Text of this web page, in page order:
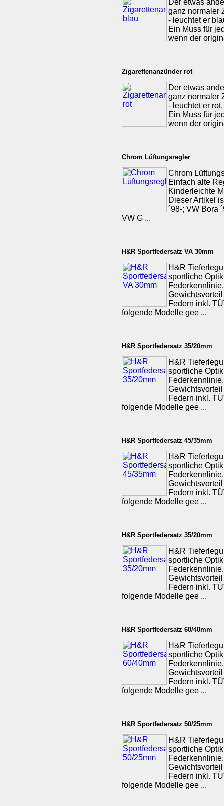
Der etwas
ganz normaler
- leuchtet er
Ein Muss für
wenn der
Zigarettenanzünder rot
Der etwas
ganz normaler
- leuchtet er
Ein Muss für
wenn der
Chrom Lüftungsregler
Chrom
Einfach alte
Kinderleichte
Dieser Artikel
´98-; VW Bora
VW G ...
H&R Sportfedersatz VA 30mm
H&R
sportliche
Federn inkl.
folgende Modelle gee ...
H&R Sportfedersatz 35/20mm
H&R
sportliche
Federn inkl.
folgende Modelle gee ...
H&R Sportfedersatz 45/35mm
H&R
sportliche
Federn inkl.
folgende Modelle gee ...
H&R Sportfedersatz 35/20mm
H&R
sportliche
Federn inkl.
folgende Modelle gee ...
H&R Sportfedersatz 60/40mm
H&R
sportliche
Federn inkl.
folgende Modelle gee ...
H&R Sportfedersatz 50/25mm
H&R
sportliche
Federn inkl.
folgende Modelle gee ...